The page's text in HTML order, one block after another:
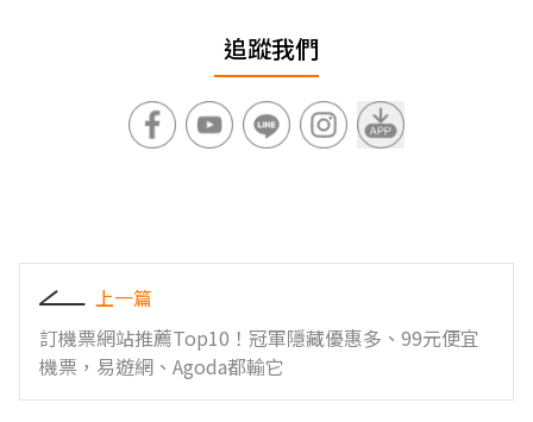
追蹤我們
上一篇
訂機票網站推薦Top10！冠軍隱藏優惠多、99元便宜
機票，易遊網、Agoda都輸它